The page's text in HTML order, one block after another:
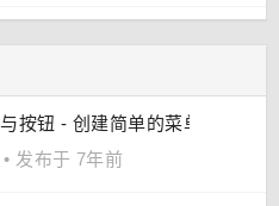
按钮 - 创建简单的菜单
• 发布于 7年前